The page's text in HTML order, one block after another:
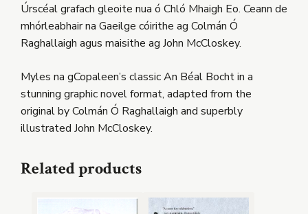
Úrscéal grafach gleoite nua ó Chló Mhaigh Eo. Ceann de
mhórleabhair na Gaeilge cóirithe ag Colmán Ó
Raghallaigh agus maisithe ag John McCloskey.
Myles na gCopaleen’s classic An Béal Bocht in a
stunning graphic novel format, adapted from the
original by Colmán Ó Raghallaigh and superbly
illustrated John McCloskey.
Related products